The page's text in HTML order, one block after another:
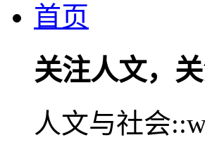
首页
关注人文，
人文与社会